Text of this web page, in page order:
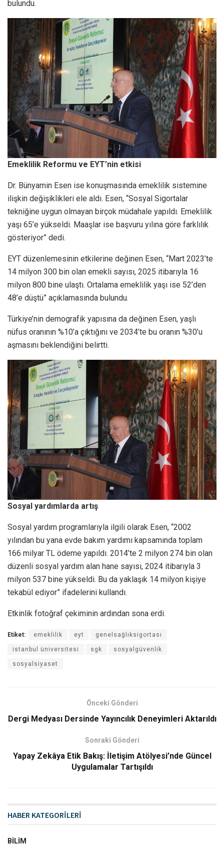
bulundu.
Emeklilik Reformu ve EYT’nin etkisi
Dr. Bünyamin Esen ise konuşmasında emeklilik sistemine
ilişkin değişiklikleri ele aldı. Esen, “Sosyal Sigortalar
tekniğine uygun olmayan birçok müdahale yapıldı. Emeklilik
yaşı 65’e yükseldi. Maaşlar ise başvuru yılına göre farklılık
gösteriyor” dedi.
EYT düzenlemesinin etkilerine değinen Esen, “Mart 2023’te
14 milyon 300 bin olan emekli sayısı, 2025 itibarıyla 16
milyon 800 bine ulaştı. Ortalama emeklilik yaşı ise 52’den
48’e düştü” açıklamasında bulundu.
Türkiye’nin demografik yapısına da değinen Esen, yaşlı
nüfus oranının %10’a çıktığını ve 2034’te bu oranın %30’u
aşmasını beklendiğini belirtti.
Sosyal yardımlarda artış
Sosyal yardım programlarıyla ilgili olarak Esen, “2002
yılından bu yana evde bakım yardımı kapsamında toplam
166 milyar TL ödeme yapıldı. 2014’te 2 milyon 274 bin olan
düzenli sosyal yardım alan hane sayısı, 2024 itibarıyla 3
milyon 537 bine yükseldi. Bu da yaklaşık 14 milyon kişiye
tekabül ediyor” ifadelerini kullandı.
Etkinlik fotoğraf çekiminin ardından sona erdi.
Etiket: emeklilik eyt genelsağlıksigortası
istanbul üniversitesi sgk sosyalgüvenlik
sosyalsiyaset
Önceki Gönderi
Dergi Medyası Dersinde Yayıncılık Deneyimleri Aktarıldı
Sonraki Gönderi
Yapay Zekâya Etik Bakış: İletişim Atölyesi’nde Güncel
Uygulamalar Tartışıldı
HABER KATEGORİLERİ
BILIM